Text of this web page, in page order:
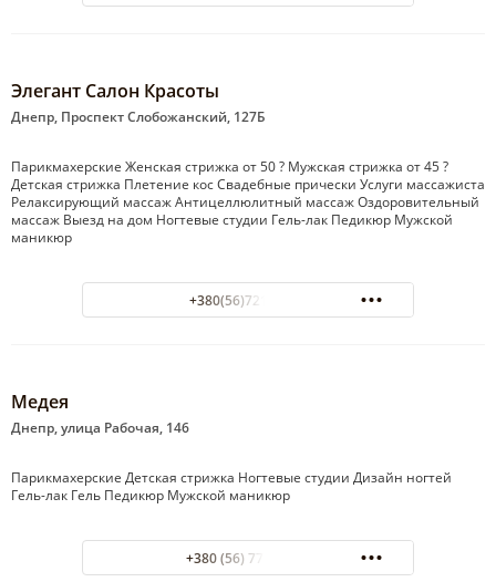
Элегант Салон Красоты
Днепр, Проспект Слобожанский, 127Б
Парикмахерские Женская стрижка от 50 ? Мужская стрижка от 45 ?
Детская стрижка Плетение кос Свадебные прически Услуги массажиста
Релаксирующий массаж Антицеллюлитный массаж Оздоровительный
массаж Выезд на дом Ногтевые студии Гель-лак Педикюр Мужской
маникюр
+380(56)721-37-65
Медея
Днепр, улица Рабочая, 146
Парикмахерские Детская стрижка Ногтевые студии Дизайн ногтей
Гель-лак Гель Педикюр Мужской маникюр
+380 (56) 772-07-37